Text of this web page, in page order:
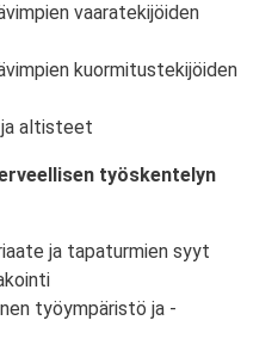
vaaratekijöiden
kuormitustekijöiden
altisteet
työskentelyn
ja tapaturmien syyt
työympäristö ja -